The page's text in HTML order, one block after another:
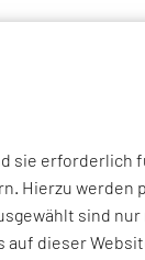
sie
Hierzu
sind
dieser